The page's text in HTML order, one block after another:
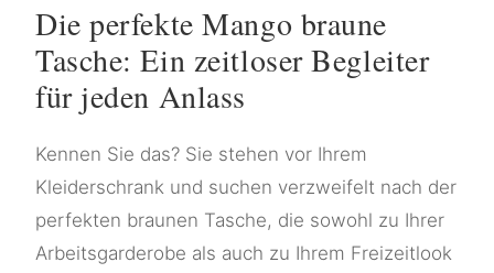
Die perfekte Mango braune
Tasche: Ein zeitloser Begleiter
für jeden Anlass
Kennen Sie das? Sie stehen vor Ihrem
Kleiderschrank und suchen verzweifelt nach der
perfekten braunen Tasche, die sowohl zu Ihrer
Arbeitsgarderobe als auch zu Ihrem Freizeitlook